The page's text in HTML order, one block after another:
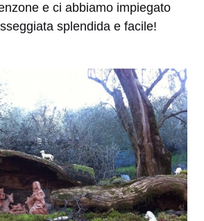
e ci abbiamo impiegato
splendida e facile!